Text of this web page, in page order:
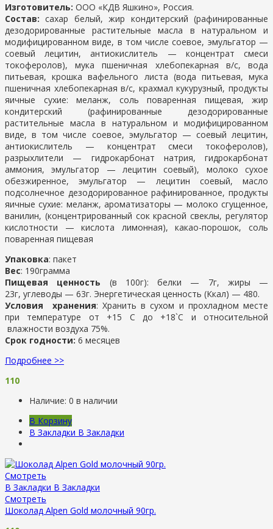
Изготовитель: ООО «КДВ Яшкино», Россия.
Состав:сахар белый, жир кондитерский (рафинированные
дезодорированные растительные масла в натуральном и
модифицированном виде, в том числе соевое, эмульгатор —
соевый лецитин, антиокислитель — концентрат смеси
токоферолов), мука пшеничная хлебопекарная в/с, вода
питьевая, крошка вафельного листа (вода питьевая, мука
пшеничная хлебопекарная в/с, крахмал кукурузный, продукты
яичные сухие: меланж, соль поваренная пищевая, жир
кондитерский (рафинированные дезодорированные
растительные масла в натуральном и модифицированном
виде, в том числе соевое, эмульгатор — соевый лецитин,
антиокислитель — концентрат смеси токоферолов),
разрыхлители — гидрокарбонат натрия, гидрокарбонат
аммония, эмульгатор — лецитин соевый), молоко сухое
обезжиренное, эмульгатор — лецитин соевый, масло
подсолнечное дезодорированное рафинированное, продукты
яичные сухие: меланж, ароматизаторы — молоко сгущенное,
ванилин, (концентрированный сок красной свеклы, регулятор
кислотности — кислота лимонная), какао-порошок, соль
поваренная пищевая
Упаковка: пакет
Вес: 190грамма
Пищевая ценность (в 100г): белки — 7г, жиры —
23г, углеводы — 63г. Энергетическая ценность (Ккал) — 480.
Условия хранения: Хранить в сухом и прохладном месте
при температуре от +15 С до +18`С и относительной
влажности воздуха 75%.
Срок годности: 6 месяцев
Подробнее >>
110
Наличие: 0 в наличии
В Корзину
В Закладки В Закладки
Смотреть
В Закладки В Закладки
Смотреть
Шоколад Alpen Gold молочный 90гр.